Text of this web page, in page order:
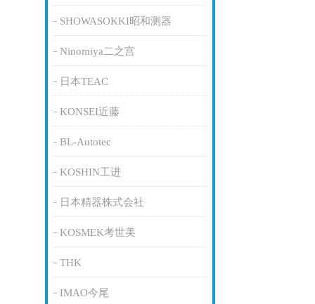
SHOWASOKKI昭和测器
Ninomiya二之宫
日本TEAC
KONSEI近藤
BL-Autotec
KOSHIN工进
日本精器株式会社
KOSMEK考世美
THK
IMAO今尾